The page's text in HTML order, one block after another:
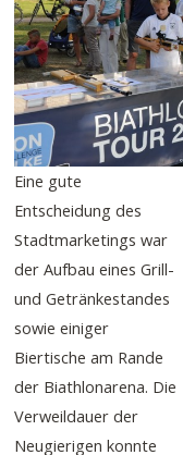
Eine gute
Entscheidung des
Stadtmarketings war
der Aufbau eines Grill-
und Getränkestandes
sowie einiger
Biertische am Rande
der Biathlonarena. Die
Verweildauer der
Neugierigen konnte